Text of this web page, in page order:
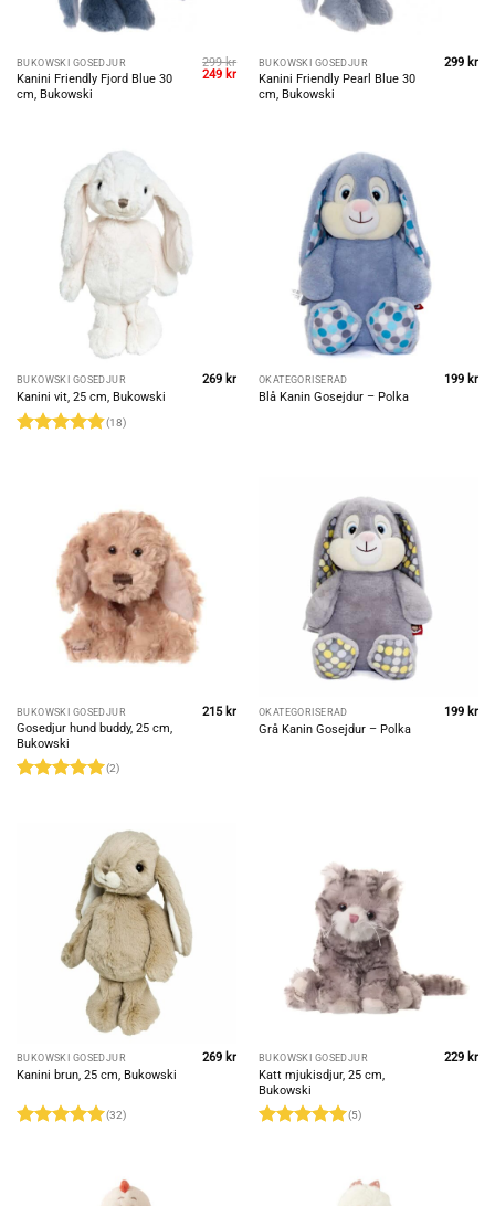
BUKOWSKI GOSEDJUR
Kanini Friendly Fjord Blue 30
cm, Bukowski
299kr
Original
249 krCurrent
price
BUKOWSKI GOSEDJUR
Kanini Friendly Pearl Blue 30
cm, Bukowski
299 kr
BUKOWSKI GOSEDJUR
Kanini vit, 25 cm, Bukowski
(18)
269 kr OKATEGORISERAD
Blå Kanin Gosejdur – Polka
199 kr
BUKOWSKI GOSEDJUR
Gosedjur hund buddy, 25 cm,
Bukowski
(2)
215kr OKATEGORISERAD
Grå Kanin Gosejdur – Polka
199kr
BUKOWSKI GOSEDJUR
Kanini brun, 25 cm, Bukowski
(32)
269 kr BUKOWSKI GOSEDJUR
Katt mjukisdjur, 25 cm,
Bukowski
(5)
229 kr